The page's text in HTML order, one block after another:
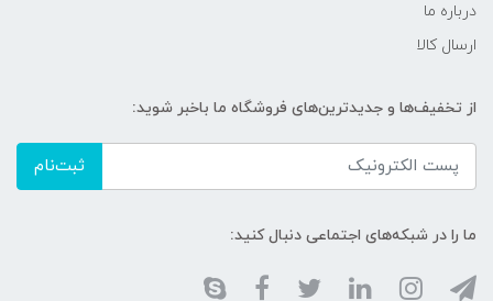
درباره ما
ارسال کالا
از تخفیف‌ها و جدیدترین‌های فروشگاه ما باخبر شوید:
ثبت‌نام
ما را در شبکه‌های اجتماعی دنبال کنید: